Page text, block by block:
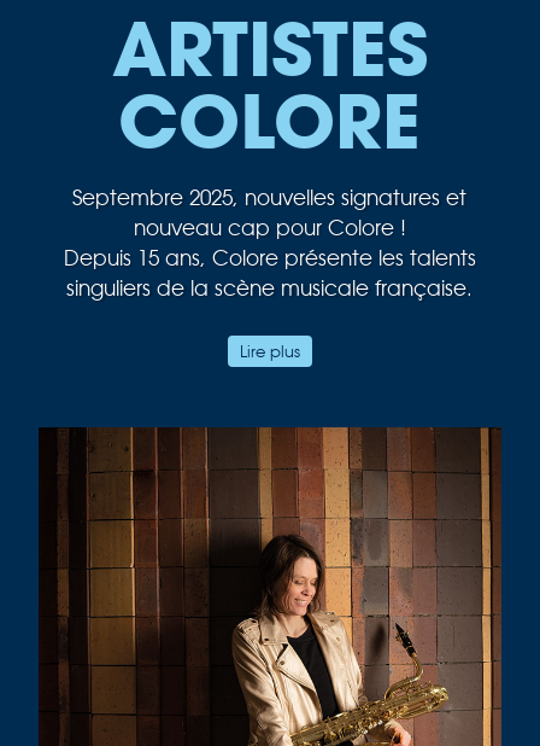
ARTISTES
COLORE
Septembre 2025, nouvelles signatures et
nouveau cap pour Colore !
Depuis 15 ans, Colore présente les talents
singuliers de la scène musicale française.
Au cœur de notre passion musicale, le jazz
! Mais au gré des collaborations, ce
nous porte … vers d’autres rives, d’autres
imaginaires.
Dans le même temps, un nouvel Orchestre
National de Jazz — nouvelle direction et
nouvelle jeunesse au passage du cap des
40 ans — nous fait l’honneur de nous
confier sa diffusion.
Bref notre cœur balance fort !
Lire plus